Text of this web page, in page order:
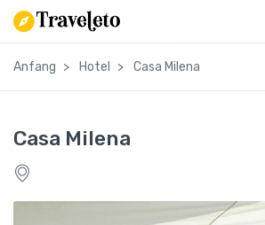
Anfang Hotel Casa Milena
Casa Milena